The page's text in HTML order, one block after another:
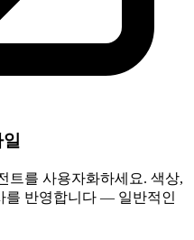
트를 사용자화하세요. 색상,
를 반영합니다 — 일반적인